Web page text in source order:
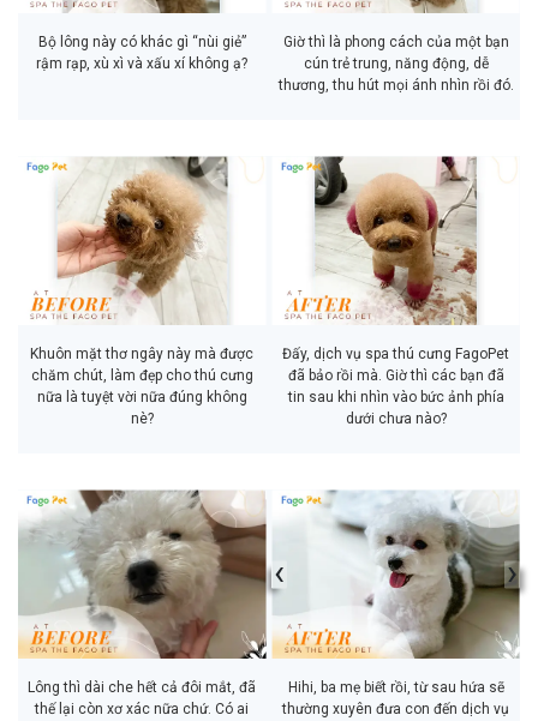
Bộ lông này có khác gì “nùi giẻ”
rậm rạp, xù xì và xấu xí không ạ?
Giờ thì là phong cách của một bạn
cún trẻ trung, năng động, dễ
thương, thu hút mọi ánh nhìn rồi đó.
Khuôn mặt thơ ngây này mà được
chăm chút, làm đẹp cho thú cưng
nữa là tuyệt vời nữa đúng không
nè?
Đấy, dịch vụ spa thú cưng FagoPet
đã bảo rồi mà. Giờ thì các bạn đã
tin sau khi nhìn vào bức ảnh phía
dưới chưa nào?
Lông thì dài che hết cả đôi mắt, đã
thế lại còn xơ xác nữa chứ. Có ai
‹ ›
Hihi, ba mẹ biết rồi, từ sau hứa sẽ
thường xuyên đưa con đến dịch vụ